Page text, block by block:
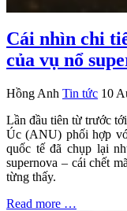
Cái nhìn chi
của vụ nổ
Hồng Anh Tin tức 10
Lần đầu tiên từ trước
Úc (ANU) phối hợp
quốc tế đã chụp lại
supernova – cái chết
từng thấy.
Read more …